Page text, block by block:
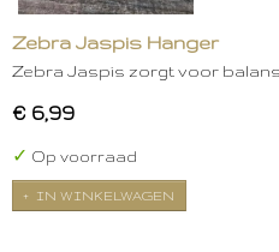
Zebra Jaspis Hanger
Zebra Jaspis zorgt voor balans
€ 6,99
✓ Op voorraad
IN WINKELWAGEN